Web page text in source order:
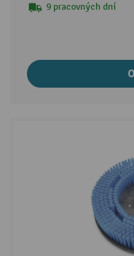
9 pracovných dní